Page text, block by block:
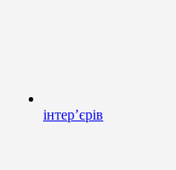
інтер’єрів